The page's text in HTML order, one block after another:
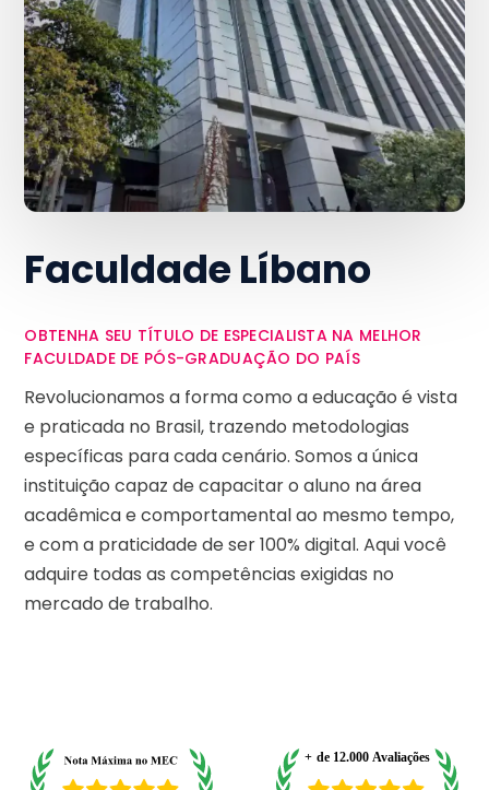
Faculdade Líbano
OBTENHA SEU TÍTULO DE ESPECIALISTA NA MELHOR
FACULDADE DE PÓS-GRADUAÇÃO DO PAÍS
Revolucionamos a forma como a educação é vista
e praticada no Brasil, trazendo metodologias
específicas para cada cenário. Somos a única
instituição capaz de capacitar o aluno na área
acadêmica e comportamental ao mesmo tempo,
e com a praticidade de ser 100% digital. Aqui você
adquire todas as competências exigidas no
mercado de trabalho.